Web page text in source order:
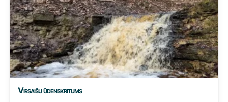
Virsaišu ūdenskritums